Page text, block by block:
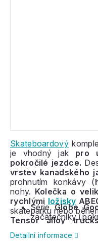
Skateboardový
je vhodný jak pro
pokročilé jezdce.
vrstev kanadského
prohnutím konkávy (
nohy. Kolečka o
rychlými ložisky
skateparku nebo
Tensor alloy
jednoduchého
co se týká poměru
SérieGlobe
začátečníky i
Detailní informace